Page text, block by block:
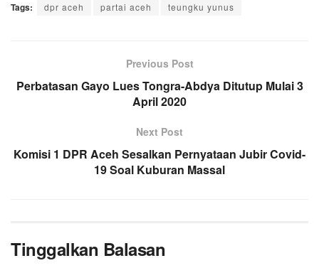
o
i
r
a
p
n
l
r
a
m
a
Tags: dpr aceh partai aceh teungku yunus
Previous Post
Perbatasan Gayo Lues Tongra-Abdya Ditutup Mulai 3
April 2020
Next Post
Komisi 1 DPR Aceh Sesalkan Pernyataan Jubir Covid-
19 Soal Kuburan Massal
Tinggalkan Balasan